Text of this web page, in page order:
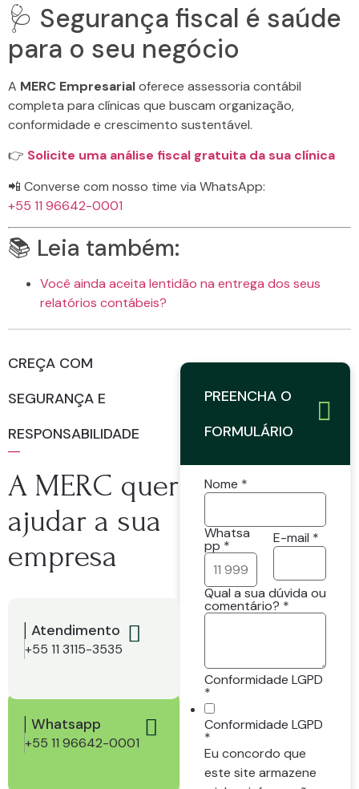
🩺 Segurança fiscal é saúde
para o seu negócio
A MERC Empresarialoferece assessoria contábil
completa para clínicas que buscam organização,
conformidade e crescimento sustentável.
👉 Solicite uma análise fiscal gratuita da sua clínica
📲 Converse com nosso time via WhatsApp:
+55 11 96642-0001
📚 Leia também:
Você ainda aceita lentidão na entrega dos seus
relatórios contábeis?
CREÇA COM
SEGURANÇA E
RESPONSABILIDADE
A MERC quer
ajudar a sua
empresa
Atendimento
+55 11 3115-3535
Whatsapp
+55 11 96642-0001
PREENCHA O
FORMULÁRIO
Nome *
Whatsa
pp * E-mail *
ou
Whatsapp
E-mail
Qual a sua dúvida ou
comentário? *
Conformidade LGPD
*
Conformidade LGPD
*
Eu concordo que
este site armazene